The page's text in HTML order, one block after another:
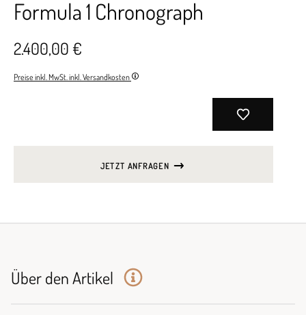
Formula 1 Chronograph
2.400,00 €
Preise inkl. MwSt. inkl. Versandkosten
JETZT ANFRAGEN
Über den Artikel